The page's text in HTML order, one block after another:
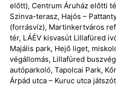
előtt), Centrum Áruház előtti
Szinva-terasz, Hajós –
(forrásvíz), Martinkertváros
tér, LÁÉV kisvasút Lillafüred
Majális park, Hejő liget,
végállomás, Lillafüred
autóparkoló, Tapolcai Park,
Árpád utca – Kuruc utca